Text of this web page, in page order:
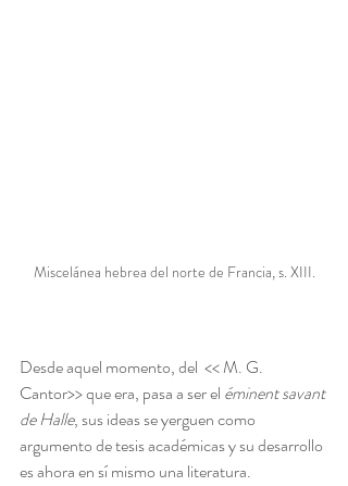
Miscelánea hebrea del norte de Francia, s. XIII.
Desde aquel momento, del  << M. G.
Cantor>> que era, pasa a ser el éminent savant
de Halle, sus ideas se yerguen como
argumento de tesis académicas y su desarrollo
es ahora en sí mismo una literatura.